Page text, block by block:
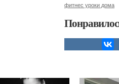
фитнес уроки дома